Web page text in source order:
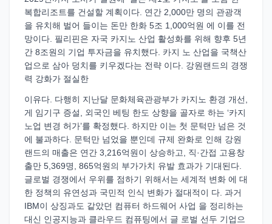
복합리조트를 건설할 계획이다. 연간 2,000만 명의 관광객
을 유치해 벌어 들이는 돈만 한화 5조 1,000억원 에 이를 전
망이다. 필리핀은 자국 카지노 산업 활성화를 위해 향후 5년
간 8조원의 기업 투자금을 유치했다. 카지 노 산업을 국책산
업으로 삼아 덩치를 키우겠다는 전략 이다. 강원랜드의 경쟁
력 강화가 절실한
이유다. 다행히 지난달 문화체육관광부가 카지노 환경 개선,
게 임기구 증설, 외국인 베팅 한도 상향을 골자로 하는 ‘카지
노업 변경 허가’를 확정했다. 하지만 이는 첫 문턱만 넘은 것
에 불과하다. 문턱만 넘었을 뿐인데 규제 완화로 인해 강원
랜드의 매출은 연간 3,216억원이 상승하고, 직·간접 고용창
출만 5,369명, 865억원의 부가가치 유발 효과가 기대된다.
글로벌 경쟁에서 우위를 점하기 위해서는 세계적 변화 에 대
한 정책의 유연성과 국민적 인식 변화가 절대적이 다. 과거
IBM이 상징과도 같았던 컴퓨터 하드웨어 사업 을 정리하는
대신 인공지능과 클라우드 컴퓨팅에서 글 로벌 선두 기업으